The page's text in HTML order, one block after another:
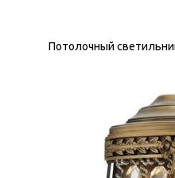
Потолочный